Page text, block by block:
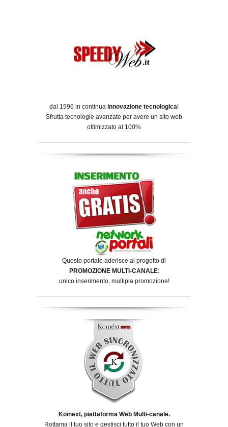
dal 1996 in continua innovazione tecnologica!
Sfrutta tecnologie avanzate per avere un sito web
ottimizzato al 100%
Questo portale aderisce al progetto di
PROMOZIONE MULTI-CANALE:
unico inserimento, multipla promozione!
Koinext, piattaforma Web Multi-canale.
Rottama il tuo sito e gestisci tutto il tuo Web con un